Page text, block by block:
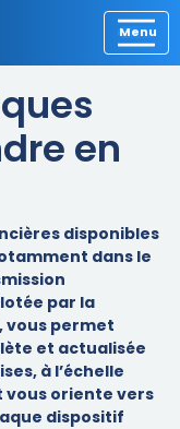
en
disponibles
dans le
par la
vous permet
et actualisée
à l’échelle
vous oriente vers
dispositif